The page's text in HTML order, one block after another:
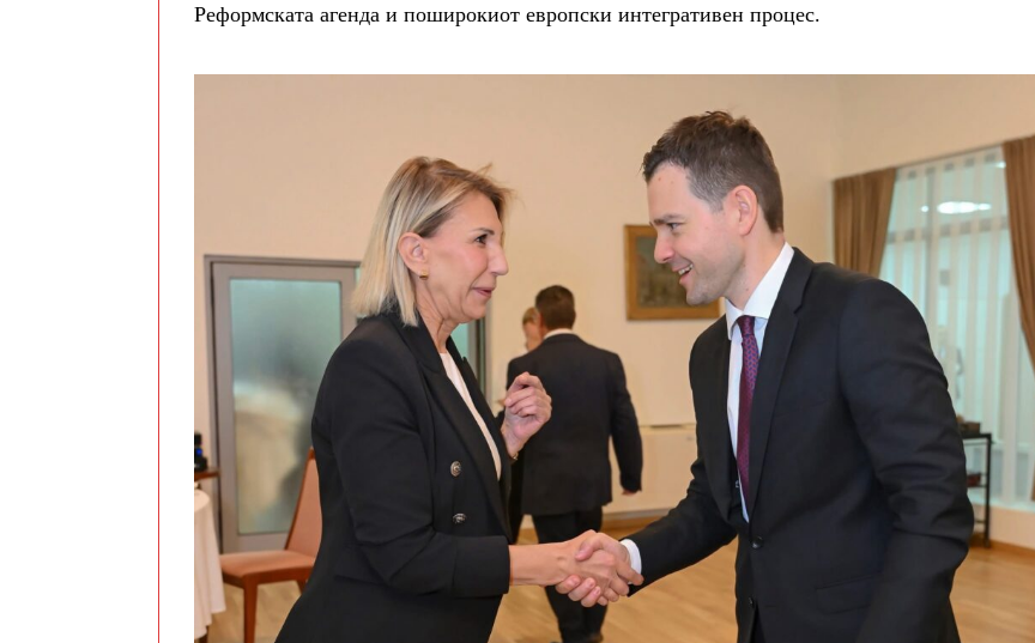
Реформската агенда и поширокиот европски интегративен процес.